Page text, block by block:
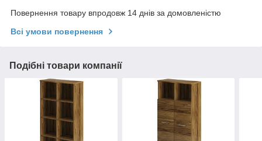
Повернення товару впродовж 14 днів за домовленістю
Всі умови повернення
Подібні товари компанії